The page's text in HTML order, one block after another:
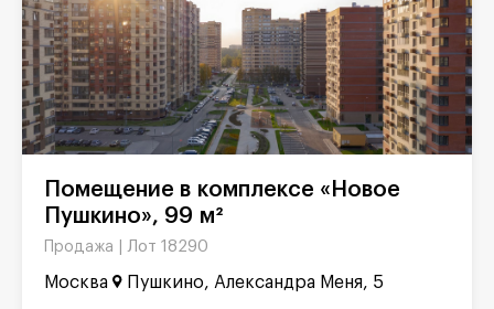
Пушкино», 99 м²
Продажа | Лот 18290
Москва Пушкино, Александра Меня, 5